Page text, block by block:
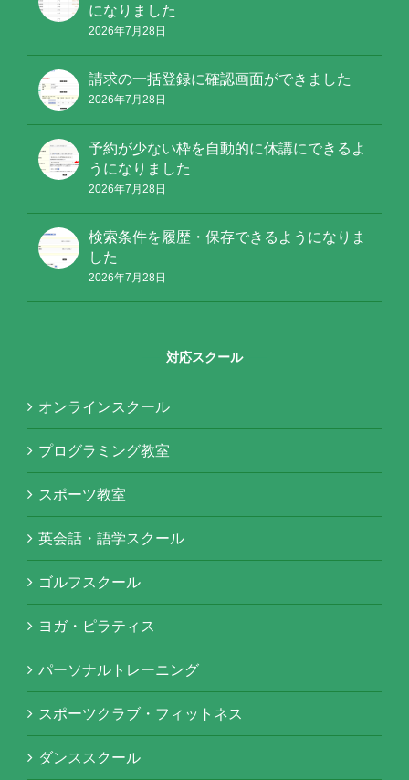
になりました
2026年7月28日
請求の一括登録に確認画面ができました
2026年7月28日
予約が少ない枠を自動的に休講にできるよ
うになりました
2026年7月28日
検索条件を履歴・保存できるようになりま
した
2026年7月28日
対応スクール
オンラインスクール
プログラミング教室
スポーツ教室
英会話・語学スクール
ゴルフスクール
ヨガ・ピラティス
パーソナルトレーニング
スポーツクラブ・フィットネス
ダンススクール